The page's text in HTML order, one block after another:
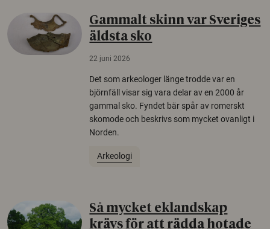
Gammalt skinn var Sveriges
äldsta sko
22 juni 2026
Det som arkeologer länge trodde var en
björnfäll visar sig vara delar av en 2000 år
gammal sko. Fyndet bär spår av romerskt
skomode och beskrivs som mycket ovanligt i
Norden.
Arkeologi
Så mycket eklandskap
krävs för att rädda hotade